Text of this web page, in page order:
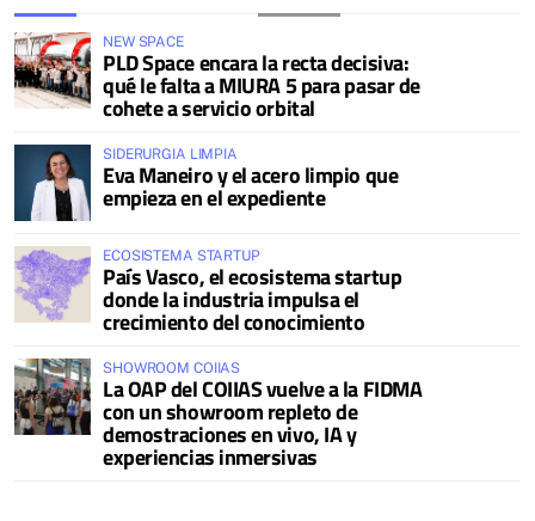
NEW SPACE
PLD Space encara la recta decisiva:
qué le falta a MIURA 5 para pasar de
cohete a servicio orbital
SIDERURGIA LIMPIA
Eva Maneiro y el acero limpio que
empieza en el expediente
ECOSISTEMA STARTUP
País Vasco, el ecosistema startup
donde la industria impulsa el
crecimiento del conocimiento
SHOWROOM COIIAS
La OAP del COIIAS vuelve a la FIDMA
con un showroom repleto de
demostraciones en vivo, IA y
experiencias inmersivas